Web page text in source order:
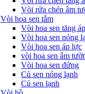
Vòi rửa chén âm
Vòi hoa sen tắm
Vòi hoa sen tăng áp
Vòi hoa sen nóng
Vòi hoa sen áp lực
vòi hoa sen âm
Vòi hoa sen đứng
Củ sen nóng lạnh
Củ sen lạnh